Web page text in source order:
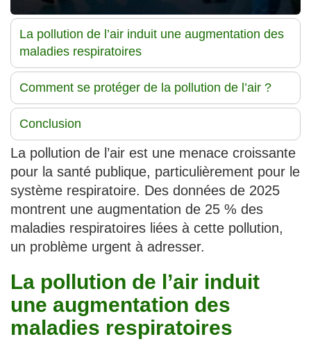
La pollution de l’air induit une augmentation des
maladies respiratoires
Comment se protéger de la pollution de l’air ?
Conclusion
La pollution de l’air est une menace croissante
pour la santé publique, particulièrement pour le
système respiratoire. Des données de 2025
montrent une augmentation de 25 % des
maladies respiratoires liées à cette pollution,
un problème urgent à adresser.
La pollution de l’air induit
une augmentation des
maladies respiratoires